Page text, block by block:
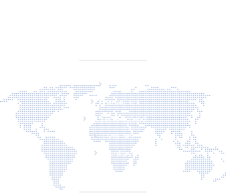
Home
Producten
Laserveiligheid
Over ons
Contact